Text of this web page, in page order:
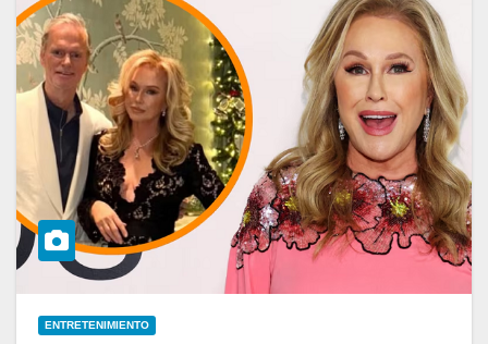
ENTRETENIMIENTO